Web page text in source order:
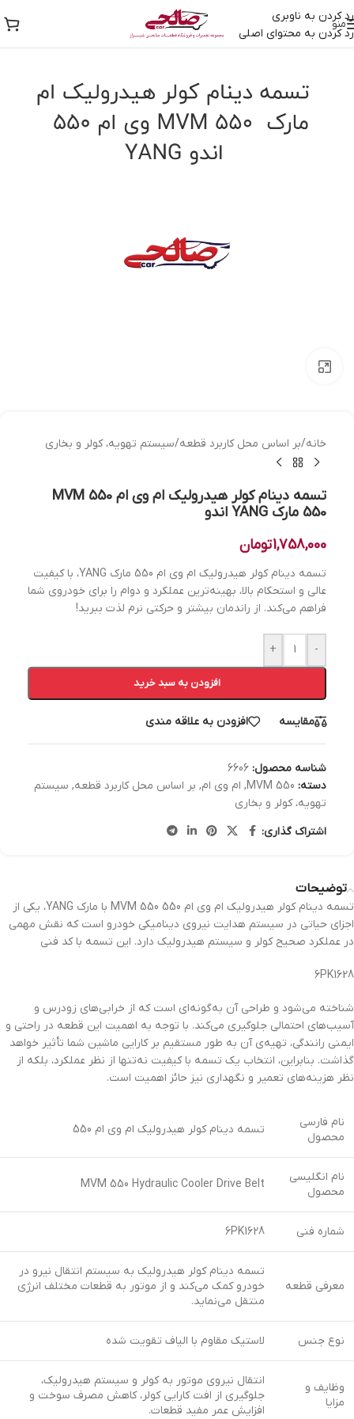
رد کردن به ناوبری
رد کردن به محتوای اصلی
منو
خانه/بر اساس محل کاربرد قطعه/سیستم تهویه، کولر و بخاری
تسمه دینام کولر هیدرولیک ام وی ام 550 MVM
550 مارک YANG اندو
1,758,000تومان
تسمه دینام کولر هیدرولیک ام وی ام 550 مارک YANG، با کیفیت
عالی و استحکام بالا، بهینه‌ترین عملکرد و دوام را برای خودروی شما
فراهم می‌کند. از راندمان بیشتر و حرکتی نرم لذت ببرید!
-
+
افزودن به سبد خرید
مقایسه افزودن به علاقه مندی
شناسه محصول: 6606
دسته: MVM 550
, ام وی ام, بر اساس محل کاربرد قطعه, سیستم
تهویه، کولر و بخاری
اشتراک گذاری:
توضیحات
تسمه دینام کولر هیدرولیک ام وی ام 550 MVM 550 با مارک YANG، یکی از
اجزای حیاتی در سیستم هدایت نیروی دینامیکی خودرو است که نقش مهمی
در عملکرد صحیح کولر و سیستم هیدرولیک دارد. این تسمه با کد فنی
6PK1628
شناخته می‌شود و طراحی آن به‌گونه‌ای است که از خرابی‌های زودرس و
آسیب‌های احتمالی جلوگیری می‌کند. با توجه به اهمیت این قطعه در راحتی و
ایمنی رانندگی، تهیه‌ی آن به طور مستقیم بر کارایی ماشین شما تأثیر خواهد
گذاشت. بنابراین، انتخاب یک تسمه با کیفیت نه‌تنها از نظر عملکرد، بلکه از
نظر هزینه‌های تعمیر و نگهداری نیز حائز اهمیت است.
نام فارسی
محصول
تسمه دینام کولر هیدرولیک ام وی ام 550
نام انگلیسی
محصول
MVM 550 Hydraulic Cooler Drive Belt
شماره فنی 6PK1628
معرفی قطعه
تسمه دینام کولر هیدرولیک به سیستم انتقال نیرو در
خودرو کمک می‌کند و از موتور به قطعات مختلف انرژی
منتقل می‌نماید.
نوع جنس لاستیک مقاوم با الیاف تقویت شده
وظایف و
مزایا
انتقال نیروی موتور به کولر و سیستم هیدرولیک،
جلوگیری از افت کارایی کولر، کاهش مصرف سوخت و
افزایش عمر مفید قطعات.